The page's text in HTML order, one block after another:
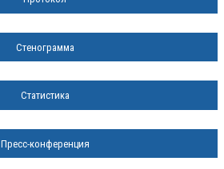
Стенограмма
Статистика
Пресс-конференция